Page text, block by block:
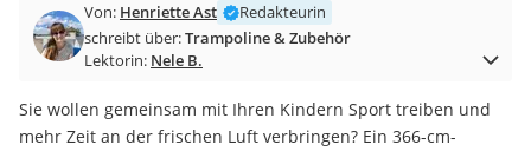
Aluminium-Koffer
Futterboot
E-Bike-Dreirad
Trekkingschuhe Herren
Von: Henriette Ast
Redakteurin
schreibt über:Trampoline & Zubehör
Lektorin: Nele B.
Sie wollen gemeinsam mit Ihren Kindern Sport treiben und
mehr Zeit an der frischen Luft verbringen? Ein 366-cm-